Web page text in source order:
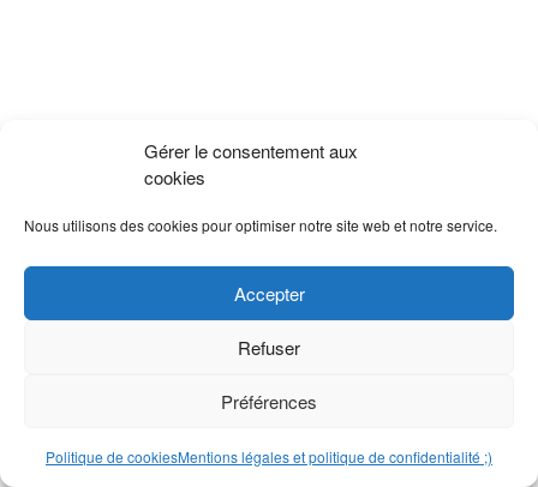
Gérer le consentement aux
cookies
Nous utilisons des cookies pour optimiser notre site web et notre service.
Accepter
Refuser
Préférences
Politique de cookiesMentions légales et politique de confidentialité ;)